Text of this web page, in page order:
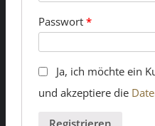
Passwort *
Ja, ich möchte ein
und akzeptiere die
Registrieren